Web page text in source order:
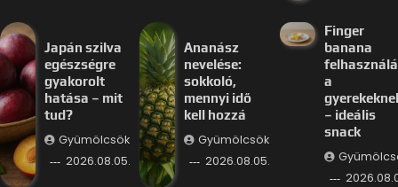
Japán szilva
egészségre
gyakorolt
hatása – mit
tud?
Gyümölcsök
2026.08.05.
Ananász
nevelése:
sokkoló,
mennyi idő
kell hozzá
Gyümölcsök
2026.08.05.
Finger
banana
a
– ideális
snack